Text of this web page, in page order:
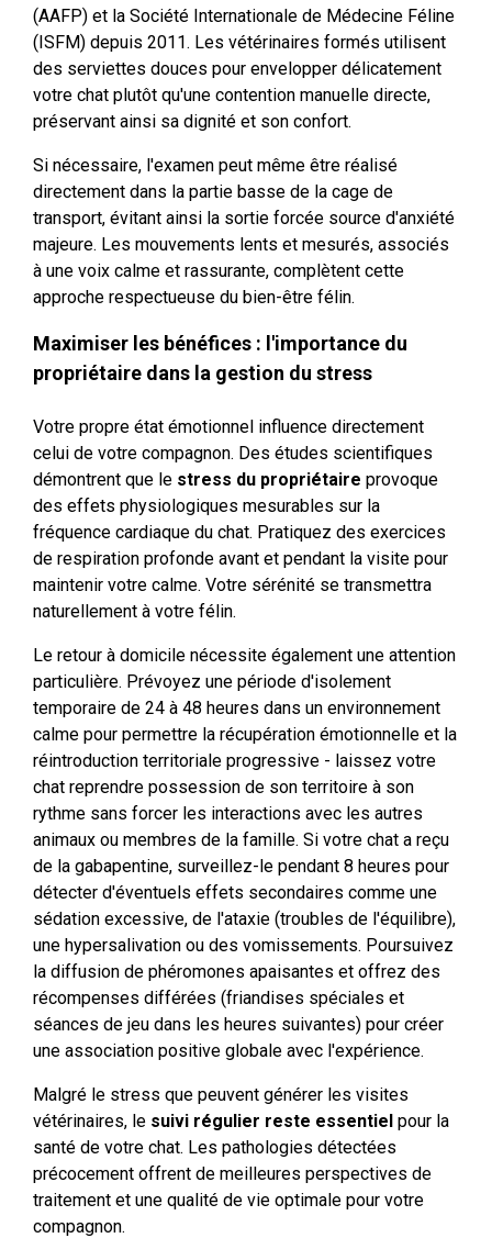
(AAFP) et la Société Internationale de Médecine Féline
(ISFM) depuis 2011. Les vétérinaires formés utilisent
des serviettes douces pour envelopper délicatement
votre chat plutôt qu'une contention manuelle directe,
préservant ainsi sa dignité et son confort.
Si nécessaire, l'examen peut même être réalisé
directement dans la partie basse de la cage de
transport, évitant ainsi la sortie forcée source d'anxiété
majeure. Les mouvements lents et mesurés, associés
à une voix calme et rassurante, complètent cette
approche respectueuse du bien-être félin.
Maximiser les bénéfices : l'importance du
propriétaire dans la gestion du stress
Votre propre état émotionnel influence directement
celui de votre compagnon. Des études scientifiques
démontrent que le stress du propriétaire provoque
des effets physiologiques mesurables sur la
fréquence cardiaque du chat. Pratiquez des exercices
de respiration profonde avant et pendant la visite pour
maintenir votre calme. Votre sérénité se transmettra
naturellement à votre félin.
Le retour à domicile nécessite également une attention
particulière. Prévoyez une période d'isolement
temporaire de 24 à 48 heures dans un environnement
calme pour permettre la récupération émotionnelle et la
réintroduction territoriale progressive - laissez votre
chat reprendre possession de son territoire à son
rythme sans forcer les interactions avec les autres
animaux ou membres de la famille. Si votre chat a reçu
de la gabapentine, surveillez-le pendant 8 heures pour
détecter d'éventuels effets secondaires comme une
sédation excessive, de l'ataxie (troubles de l'équilibre),
une hypersalivation ou des vomissements. Poursuivez
la diffusion de phéromones apaisantes et offrez des
récompenses différées (friandises spéciales et
séances de jeu dans les heures suivantes) pour créer
une association positive globale avec l'expérience.
Malgré le stress que peuvent générer les visites
vétérinaires, le suivi régulier reste essentielpour la
santé de votre chat. Les pathologies détectées
précocement offrent de meilleures perspectives de
traitement et une qualité de vie optimale pour votre
compagnon.